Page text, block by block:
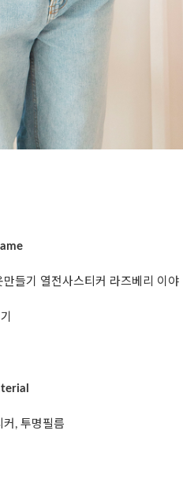
들기 열전사스티커 라즈베리 이야
기
커, 투명필름